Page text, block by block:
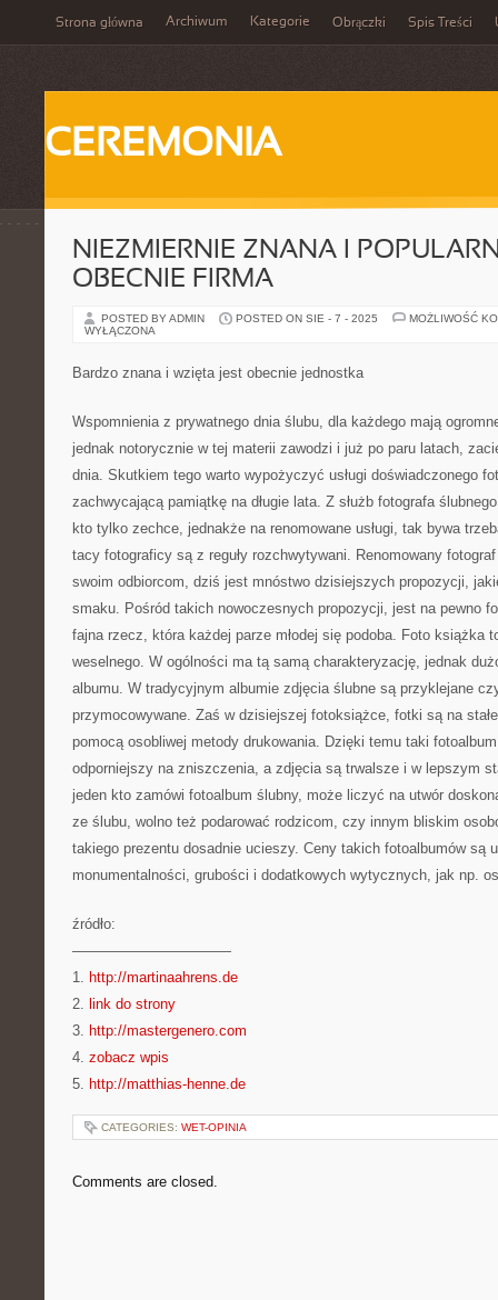
Strona główna Archiwum Kategorie Obrączki Spis Treści
CEREMONIA
NIEZMIERNIE ZNANA I
OBECNIE FIRMA
POSTED BY ADMIN POSTED ON SIE - 7 - 2025
MOŻLIWOŚĆ
WYŁĄCZONA
Bardzo znana i wzięta jest obecnie jednostka
Wspomnienia z prywatnego dnia ślubu, dla każdego mają
jednak notorycznie w tej materii zawodzi i już po paru latach,
dnia. Skutkiem tego warto wypożyczyć usługi doświadczonego
zachwycającą pamiątkę na długie lata. Z służb fotografa
kto tylko zechce, jednakże na renomowane usługi, tak bywa
tacy fotograficy są z reguły rozchwytywani. Renomowany
swoim odbiorcom, dziś jest mnóstwo dzisiejszych propozycji,
smaku. Pośród takich nowoczesnych propozycji, jest na pewno
fajna rzecz, która każdej parze młodej się podoba. Foto książka
weselnego. W ogólności ma tą samą charakteryzację, jednak
albumu. W tradycyjnym albumie zdjęcia ślubne są przyklejane
przymocowywane. Zaś w dzisiejszej fotoksiążce, fotki są na
pomocą osobliwej metody drukowania. Dzięki temu taki
odporniejszy na zniszczenia, a zdjęcia są trwalsze i w lepszym
jeden kto zamówi fotoalbum ślubny, może liczyć na utwór
ze ślubu, wolno też podarować rodzicom, czy innym bliskim
takiego prezentu dosadnie ucieszy. Ceny takich fotoalbumów są
monumentalności, grubości i dodatkowych wytycznych, jak np.
źródło:
———————————
1. http://martinaahrens.de
2. link do strony
3. http://mastergenero.com
4. zobacz wpis
5. http://matthias-henne.de
CATEGORIES: WET-OPINIA
Comments are closed.